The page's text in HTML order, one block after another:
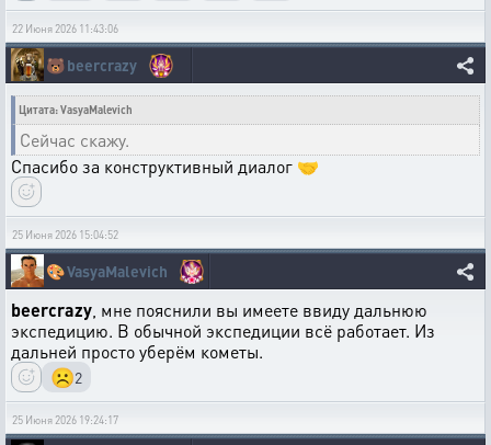
22 Июня 2026 11:43:06
🐻beercrazy
Цитата: VasyaMalevich
Сейчас скажу.
Спасибо за конструктивный диалог 🤝
25 Июня 2026 15:04:52
🎨VasyaMalevich
beercrazy , мне пояснили вы имеете ввиду дальнюю
экспедицию. В обычной экспедиции всё работает. Из
дальней просто уберём кометы.
☹️2
25 Июня 2026 19:24:17